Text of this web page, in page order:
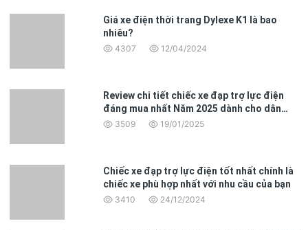
Giá xe điện thời trang Dylexe K1 là bao
nhiêu?
4307 12/04/2024
Review chi tiết chiếc xe đạp trợ lực điện
đáng mua nhất Năm 2025 dành cho dân
văn phòng
3509 19/01/2025
Chiếc xe đạp trợ lực điện tốt nhất chính là
chiếc xe phù hợp nhất với nhu cầu của bạn
3410 24/12/2024